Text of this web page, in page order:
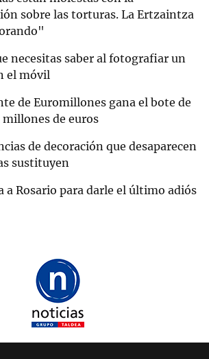
sobre las torturas. La Ertzaintza
necesitas saber al fotografiar un
el móvil
de Euromillones gana el bote de
millones de euros
de decoración que desaparecen
sustituyen
a Rosario para darle el último adiós